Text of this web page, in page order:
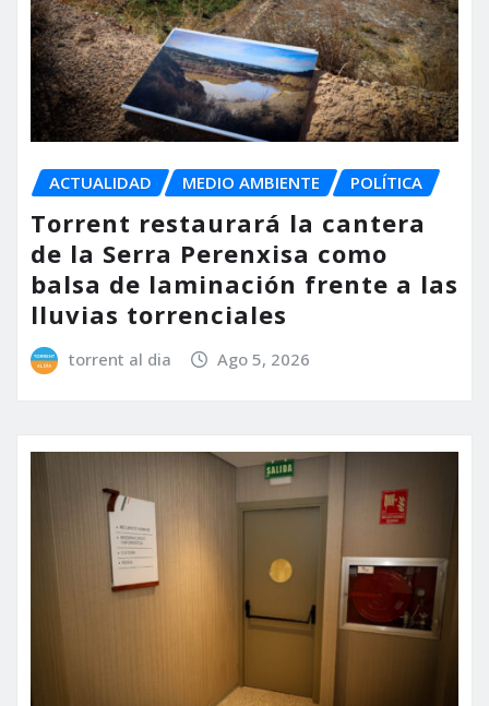
ACTUALIDAD MEDIO AMBIENTE POLÍTICA
Torrent restaurará la cantera
de la Serra Perenxisa como
balsa de laminación frente a las
lluvias torrenciales
torrent al dia Ago 5, 2026